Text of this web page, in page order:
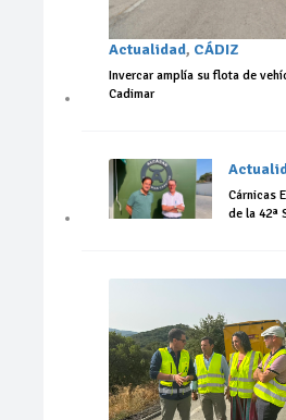
Actualidad, CÁDIZ
Invercar amplía su flota de
Cadimar
Cárnicas
de la 42ª